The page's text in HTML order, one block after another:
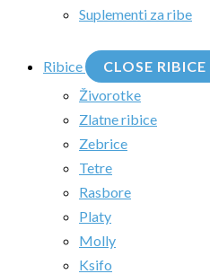
Suplementi za ribe
Ribice CLOSE RIBICE
Živorotke
Zlatne ribice
Zebrice
Tetre
Rasbore
Platy
Molly
Ksifo